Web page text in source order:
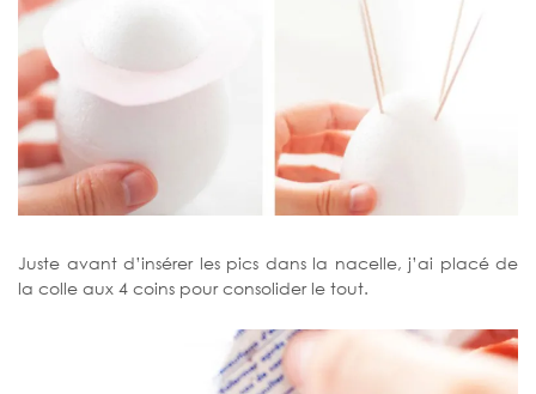
Juste avant d’insérer les pics dans la nacelle, j’ai placé de
la colle aux 4 coins pour consolider le tout.